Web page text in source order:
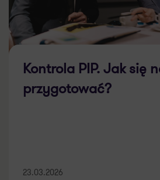
Kontrola PIP. Jak się
przygotować?
23.03.2026